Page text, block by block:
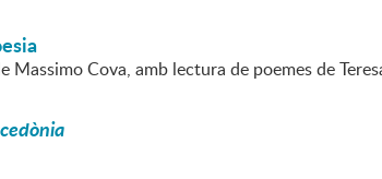
Massimo Cova, amb lectura de poemes de